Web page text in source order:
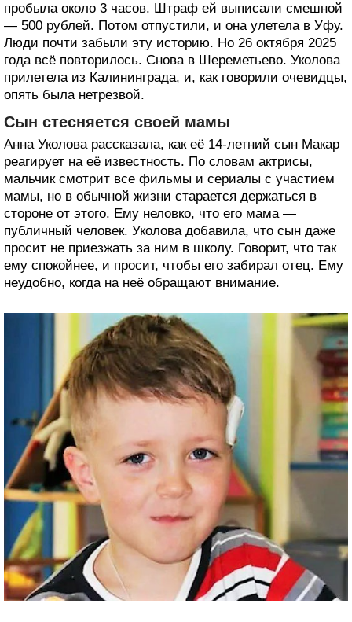
пробыла около 3 часов. Штраф ей выписали смешной
— 500 рублей. Потом отпустили, и она улетела в Уфу.
Люди почти забыли эту историю. Но 26 октября 2025
года всё повторилось. Снова в Шереметьево. Уколова
прилетела из Калининграда, и, как говорили очевидцы,
опять была нетрезвой.
Сын стесняется своей мамы
Анна Уколова рассказала, как её 14-летний сын Макар
реагирует на её известность. По словам актрисы,
мальчик смотрит все фильмы и сериалы с участием
мамы, но в обычной жизни старается держаться в
стороне от этого. Ему неловко, что его мама —
публичный человек. Уколова добавила, что сын даже
просит не приезжать за ним в школу. Говорит, что так
ему спокойнее, и просит, чтобы его забирал отец. Ему
неудобно, когда на неё обращают внимание.